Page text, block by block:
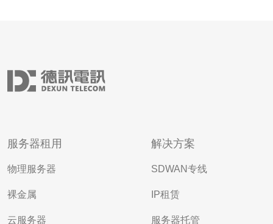
服务器租用
物理服务器
裸金属
云服务器
解决方案
SDWAN专线
IP租赁
服务器托管